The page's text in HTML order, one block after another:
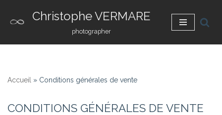
Aller
Christophe VERMARE
photographer
Accueil » Conditions générales de vente
CONDITIONS GÉNÉRALES DE VENTE